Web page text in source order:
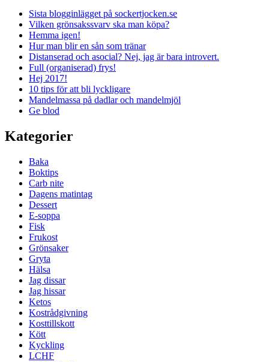
Sista blogginlägget på sockertjocken.se
Vilken grönsakssvarv ska man köpa?
Hemma igen!
Hur man blir en sån som tränar
Distanserad och asocial? Nej, jag är bara introvert.
Full (organiserad) frys!
Hej 2017!
10 tips för att bli lyckligare
Mandelmassa på dadlar och mandelmjöl
Ge blod
Kategorier
Baka
Boktips
Carb nite
Dagens matintag
Dessert
E-soppa
Fisk
Frukost
Grönsaker
Gryta
Hälsa
Jag dissar
Jag hissar
Ketos
Kostrådgivning
Kosttillskott
Kött
Kyckling
LCHF